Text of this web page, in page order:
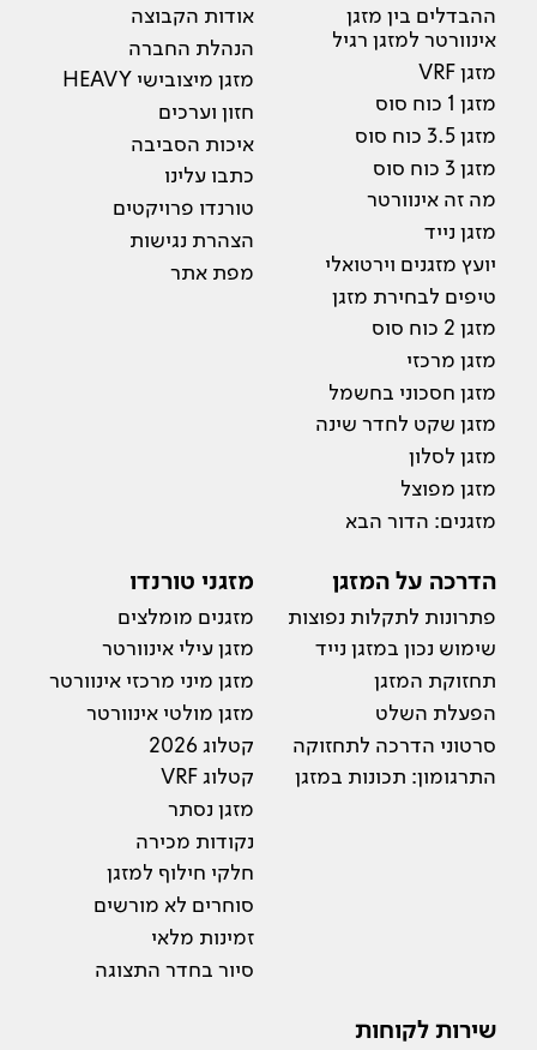
ההבדלים בין מזגן
אינוורטר למזגן רגיל
מזגן VRF
מזגן 1 כוח סוס
מזגן 3.5 כוח סוס
מזגן 3 כוח סוס
מה זה אינוורטר
מזגן נייד
יועץ מזגנים וירטואלי
טיפים לבחירת מזגן
מזגן 2 כוח סוס
מזגן מרכזי
מזגן חסכוני בחשמל
מזגן שקט לחדר שינה
מזגן לסלון
מזגן מפוצל
מזגנים: הדור הבא
אודות הקבוצה
הנהלת החברה
מזגן מיצובישי HEAVY
חזון וערכים
איכות הסביבה
כתבו עלינו
טורנדו פרויקטים
הצהרת נגישות
מפת אתר
הדרכה על המזגן
פתרונות לתקלות נפוצות
שימוש נכון במזגן נייד
תחזוקת המזגן
הפעלת השלט
סרטוני הדרכה לתחזוקה
התרגומון: תכונות במזגן
מזגני טורנדו
מזגנים מומלצים
מזגן עילי אינוורטר
מזגן מיני מרכזי אינוורטר
מזגן מולטי אינוורטר
קטלוג 2026
קטלוג VRF
מזגן נסתר
נקודות מכירה
חלקי חילוף למזגן
סוחרים לא מורשים
זמינות מלאי
סיור בחדר התצוגה
שירות לקוחות